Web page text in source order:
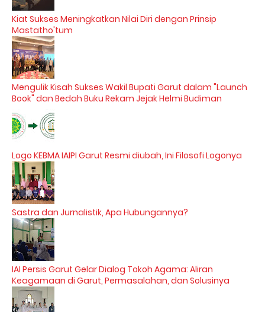
Kiat Sukses Meningkatkan Nilai Diri dengan Prinsip
Mastatho'tum
Mengulik Kisah Sukses Wakil Bupati Garut dalam "Launch
Book" dan Bedah Buku Rekam Jejak Helmi Budiman
Logo KEBMA IAIPI Garut Resmi diubah, Ini Filosofi Logonya
Sastra dan Jurnalistik, Apa Hubungannya?
IAI Persis Garut Gelar Dialog Tokoh Agama: Aliran
Keagamaan di Garut, Permasalahan, dan Solusinya